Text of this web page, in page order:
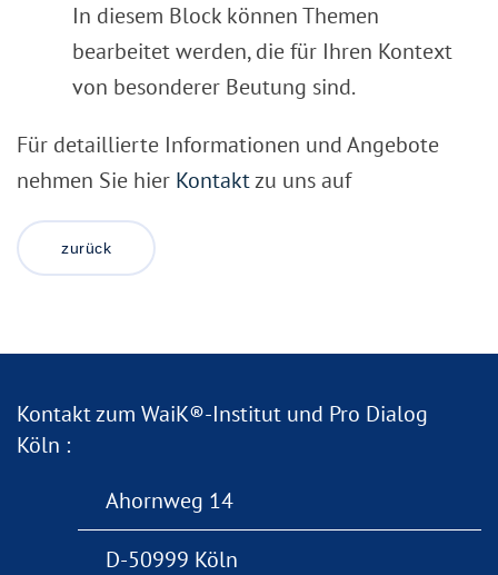
In diesem Block können Themen
bearbeitet werden, die für Ihren Kontext
von besonderer Beutung sind.
Für detaillierte Informationen und Angebote
nehmen Sie hier Kontaktzu uns auf
zurück
Kontakt zum WaiK®-Institut und Pro Dialog
Köln :
Ahornweg 14
D-50999 Köln